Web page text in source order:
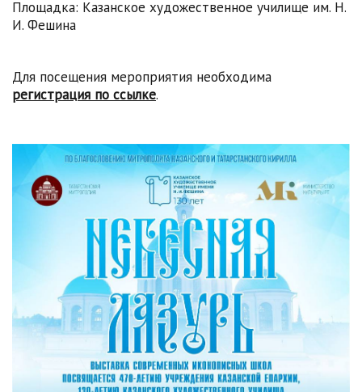
Площадка: Казанское художественное училище им. Н.
И. Фешина
Для посещения мероприятия необходима
регистрация по ссылке.